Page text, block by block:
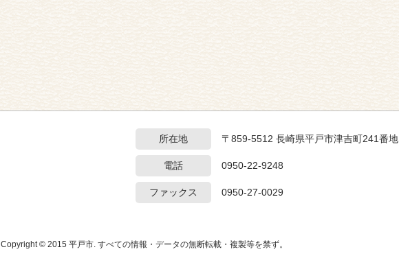
所在地 〒859-5512 長崎県平戸市津吉町241番地
電話 0950-22-9248
ファックス 0950-27-0029
Copyright © 2015 平戸市. すべての情報・データの無断転載・複製等を禁ず。